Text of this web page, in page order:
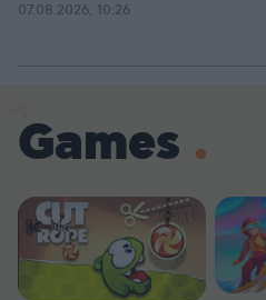
07.08.2026, 10:26
Games